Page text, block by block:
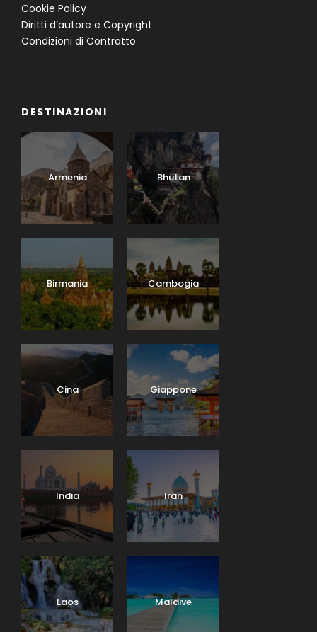
Cookie Policy
Diritti d’autore e Copyright
Condizioni di Contratto
DESTINAZIONI
Armenia Bhutan
Birmania Cambogia
Cina Giappone
India Iran
Laos Maldive